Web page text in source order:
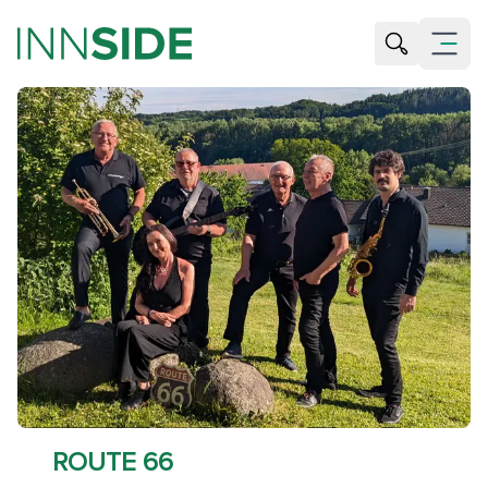
Suche
Menü
ROUTE 66